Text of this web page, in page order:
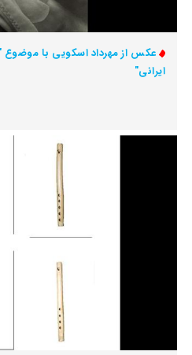
عکس از مهرداد اسکویی با
ایرانی"